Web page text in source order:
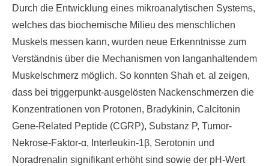
Durch die Entwicklung eines mikroanalytischen Systems,
welches das biochemische Milieu des menschlichen
Muskels messen kann, wurden neue Erkenntnisse zum
Verständnis über die Mechanismen von langanhaltendem
Muskelschmerz möglich. So konnten Shah et. al zeigen,
dass bei triggerpunkt-ausgelösten Nackenschmerzen die
Konzentrationen von Protonen, Bradykinin, Calcitonin
Gene-Related Peptide (CGRP), Substanz P, Tumor-
Nekrose-Faktor-α, Interleukin-1β, Serotonin und
Noradrenalin signifikant erhöht sind sowie der pH-Wert